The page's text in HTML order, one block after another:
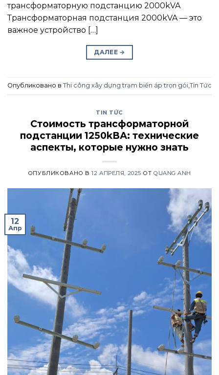
трансформаторную подстанцию 2000kVA
Трансформаторная подстанция 2000kVA — это
важное устройство […]
ДАЛЕЕ →
Опубликовано в Thi công xây dựng trạm biến áp trọn gói,Tin Tức
TIN TỨC
Стоимость трансформаторной
подстанции 1250kВА: технические
аспекты, которые нужно знать
ОПУБЛИКОВАНО В12 АПРЕЛЯ, 2025 ОТ QUANG ANH
12
Апр